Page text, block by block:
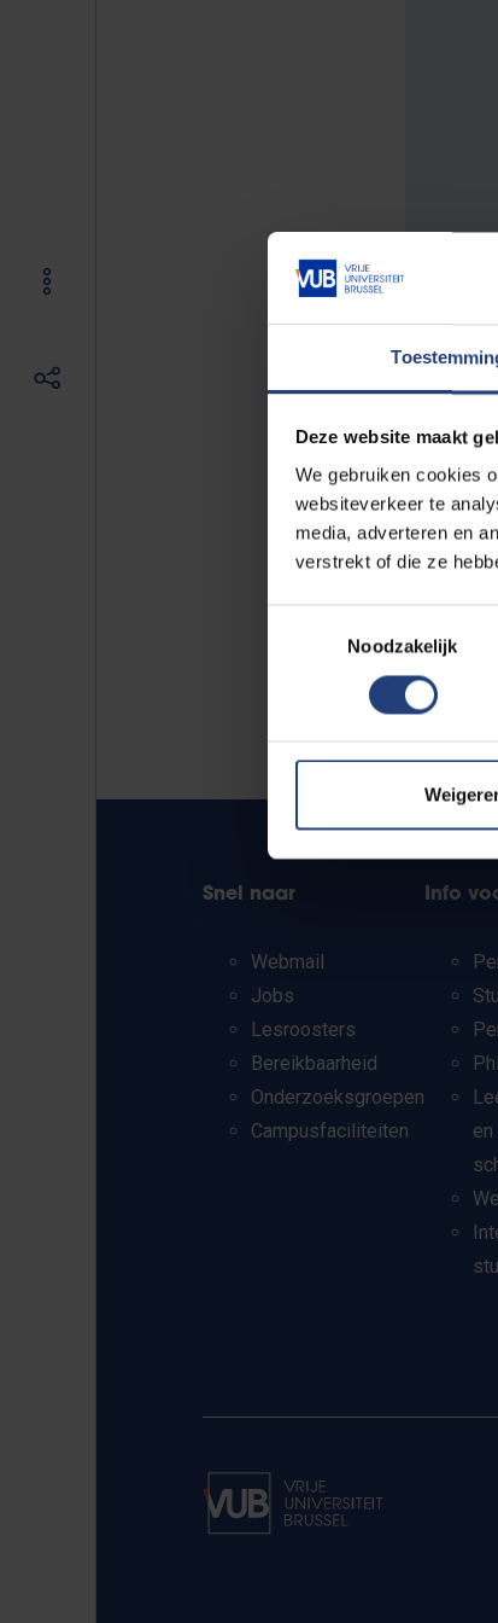
Deze website maakt
We gebruiken cookies
websiteverkeer te
media, adverteren en
verstrekt of die ze
Noodzakelijk
Snel naar
Webmail
Jobs
Lesroosters
Bereikbaarheid
Onderzoeksgroepen
Campusfaciliteiten
Info